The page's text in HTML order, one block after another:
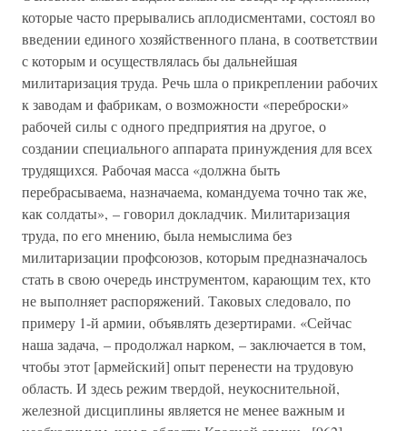
которые часто прерывались аплодисментами, состоял во
введении единого хозяйственного плана, в соответствии
с которым и осуществлялась бы дальнейшая
милитаризация труда. Речь шла о прикреплении рабочих
к заводам и фабрикам, о возможности «переброски»
рабочей силы с одного предприятия на другое, о
создании специального аппарата принуждения для всех
трудящихся. Рабочая масса «должна быть
перебрасываема, назначаема, командуема точно так же,
как солдаты», – говорил докладчик. Милитаризация
труда, по его мнению, была немыслима без
милитаризации профсоюзов, которым предназначалось
стать в свою очередь инструментом, карающим тех, кто
не выполняет распоряжений. Таковых следовало, по
примеру 1-й армии, объявлять дезертирами. «Сейчас
наша задача, – продолжал нарком, – заключается в том,
чтобы этот [армейский] опыт перенести на трудовую
область. И здесь режим твердой, неукоснительной,
железной дисциплины является не менее важным и